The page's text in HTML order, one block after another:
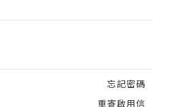
忘記密碼
重寄啟用信